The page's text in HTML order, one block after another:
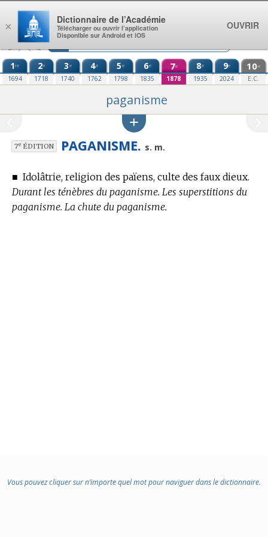
Aller au contenu
1re
1694
2e
1718
3e
1740
4e
1762
5e
1798
6e
1835
7e
1878
8e
1935
9e
2024
10e
E.C.
paganisme
7eÉDITION PAGANISME. s. m.
■ Idolâtrie, religion des païens, culte des faux dieux.
Durant les ténèbres du paganisme. Les superstitions du
paganisme. La chute du paganisme.
Vous pouvez cliquer sur n’importe quel mot pour naviguer dans le dictionnaire.
×
Dictionnaire de l’Académie
Télécharger ou ouvrir l’application
Disponible sur Android et iOS
OUVRIR